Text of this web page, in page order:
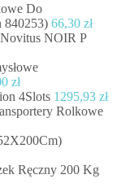
Do
840253) 66,30 zł
NOIR P
zł
4Slots 1295,93 zł
Rolkowe
Ręczny 200 Kg